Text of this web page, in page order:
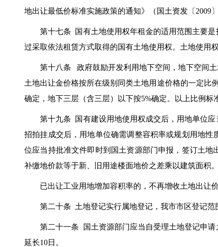
地出让最低价标准实施政策的通知》（国土资发〔2009
第十七条 国有土地使用权年租金的适用范围主要是
过采取依法租赁方式取得的国有土地使用权。土地使用
第十八条 政府鼓励开发利用地下空间，地下空间土
土地出让金价格按所在级别同类土地用途价格的一定比
确定，地下三层（含三层）以下按5%确定。以上比例
第十九条 国有建设用地使用权成交后，用地单位应
招拍挂成交后，用地单位确需调整容积率或规划用地
位应当持批准文件即时到国土资源部门申报，签订土
补缴地价款等于新、旧用途楼面地价之差乘以建筑面积
已出让工业用地增加容积率的，不再增收土地出让
第二十条 土地登记实行属地登记，我市市区登记范
第二十一条 国土资源部门应当自受理土地登记申请
延长10日。